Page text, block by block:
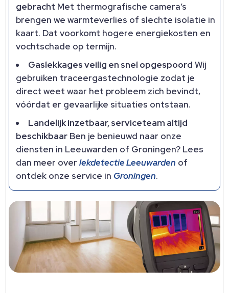
gebracht Met thermografische camera’s
brengen we warmteverlies of slechte isolatie in
kaart.​ Dat voorkomt hogere energiekosten en
vochtschade op termijn.​
Gaslekkages veilig en snel opgespoord Wij
gebruiken traceergastechnologie zodat je
direct weet waar het probleem zich bevindt,
vóórdat er gevaarlijke situaties ontstaan.​
Landelijk inzetbaar, serviceteam altijd
beschikbaar Ben je benieuwd naar onze
diensten in Leeuwarden of Groningen? Lees
dan meer overlekdetectie Leeuwarden of
ontdek onze service in Groningen.​